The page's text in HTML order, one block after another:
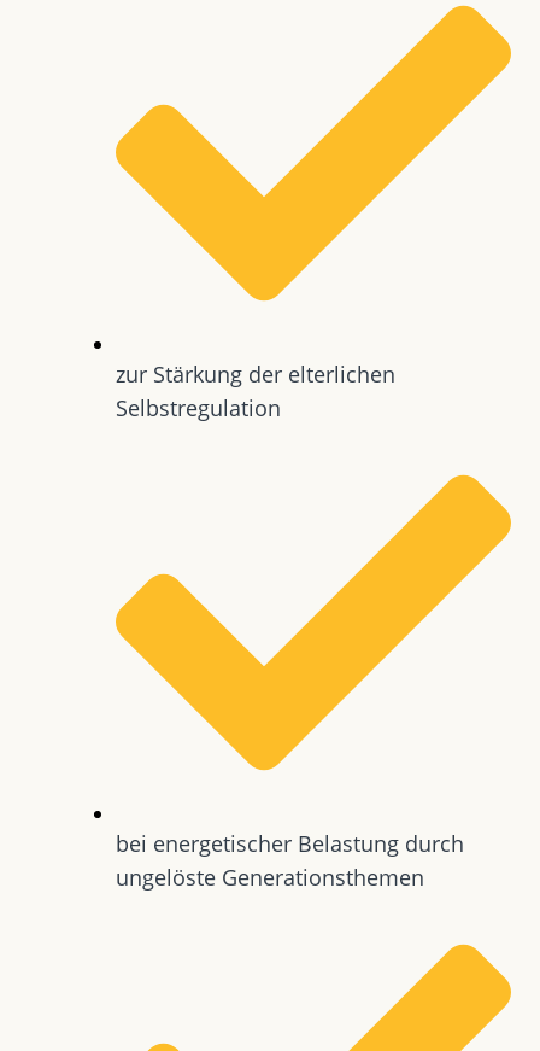
zur Stärkung der elterlichen
Selbstregulation
bei energetischer Belastung durch
ungelöste Generationsthemen